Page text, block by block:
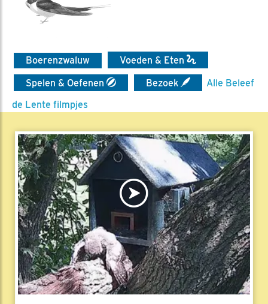
Boerenzwaluw
Voeden & Eten
Spelen & Oefenen
Bezoek
Alle Beleef
de Lente filmpjes